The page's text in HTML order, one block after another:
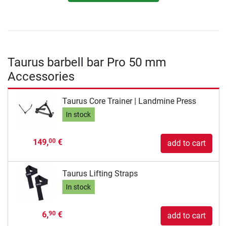
Taurus barbell bar Pro 50 mm
Accessories
Taurus Core Trainer | Landmine Press
In stock
149,00€ add to cart
Taurus Lifting Straps
In stock
6,90€ add to cart